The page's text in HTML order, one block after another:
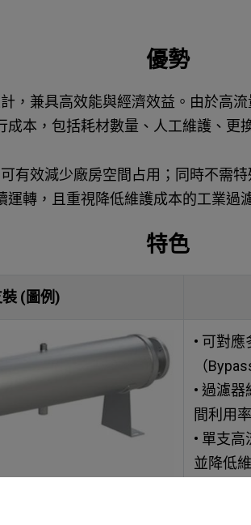
優勢
，兼具高效能與經濟效益。由於高
本，包括耗材數量、人工維護、
有效減少廠房空間占用；同時不需
轉，且重視降低維護成本的工業過
特色
(圖例)
• 可對
（
• 過濾
間利用
• 單支
並降低